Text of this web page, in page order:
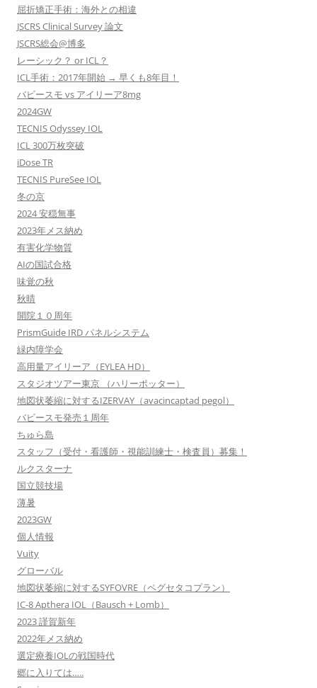
屈折矯正手術：海外との相違
JSCRS Clinical Survey 論文
JSCRS総会@博多
レーシック？ or ICL？
ICL手術：2017年開始 → 早くも8年目！
バビースモ vs アイリーア8mg
2024GW
TECNIS Odyssey IOL
ICL 300万枚突破
iDose TR
TECNIS PureSee IOL
冬の京
2024 安穏無事
2023年メス納め
有害化学物質
AIの国試合格
味覚の秋
秋晴
開院１０周年
PrismGuide IRD パネルシステム
緑内障学会
高用量アイリーア（EYLEA HD）
スタジオツアー東京 （ハリーポッター）
地図状萎縮に対するIZERVAY（avacincaptad pegol）
バビースモ発売１周年
ちゅら島
スタッフ（受付・看護師・視能訓練士・検査員）募集！
ルクスターナ
国立競技場
薄暑
2023GW
個人情報
Vuity
グローバル
地図状萎縮に対するSYFOVRE（ペグセタコプラン）
IC-8 Apthera IOL（Bausch + Lomb）
2023 謹賀新年
2022年メス納め
選定療養IOLの戦国時代
郷に入りては…..